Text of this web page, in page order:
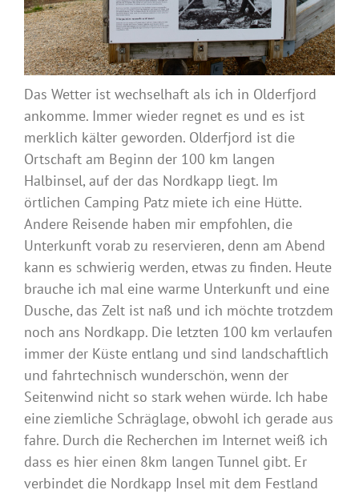
Das Wetter ist wechselhaft als ich in Olderfjord
ankomme. Immer wieder regnet es und es ist
merklich kälter geworden. Olderfjord ist die
Ortschaft am Beginn der 100 km langen
Halbinsel, auf der das Nordkapp liegt. Im
örtlichen Camping Patz miete ich eine Hütte.
Andere Reisende haben mir empfohlen, die
Unterkunft vorab zu reservieren, denn am Abend
kann es schwierig werden, etwas zu finden. Heute
brauche ich mal eine warme Unterkunft und eine
Dusche, das Zelt ist naß und ich möchte trotzdem
noch ans Nordkapp. Die letzten 100 km verlaufen
immer der Küste entlang und sind landschaftlich
und fahrtechnisch wunderschön, wenn der
Seitenwind nicht so stark wehen würde. Ich habe
eine ziemliche Schräglage, obwohl ich gerade aus
fahre. Durch die Recherchen im Internet weiß ich
dass es hier einen 8km langen Tunnel gibt. Er
verbindet die Nordkapp Insel mit dem Festland